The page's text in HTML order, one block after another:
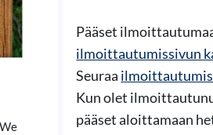
Pääset
ilmoittautumissivun
Seuraa
Kun olet
pääset aloittamaan